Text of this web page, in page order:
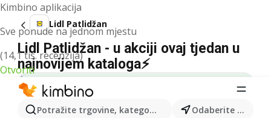
Kimbino aplikacija
Sve ponude na jednom mjestu
(14,1 tis. recenzija)
Otvoriti
Potražite trgovine, kategorije, proizvode... Odaberite grad
Lidl Patlidžan
Lidl Patlidžan - u akciji ovaj tjedan u
najnovijem kataloga⚡